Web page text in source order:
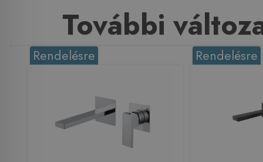
További
Rendelésre Rendelésre